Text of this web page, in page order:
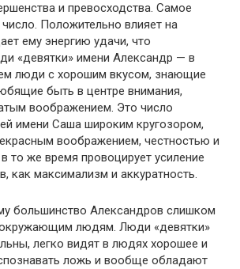
и превосходства. Самое
Положительно влияет на
ему энергию удачи, что
«девятки» имени Александр — в
люди с хорошим вкусом, знающие
быть в центре внимания,
воображением. Это число
имени Саша широким кругозором,
воображением, честностью и
то же время провоцирует усиление
как максимализм и аккуратность.
большинство Александров слишком
окружающим людям. Люди «девятки»
легко видят в людях хорошее и
ложь и вообще обладают